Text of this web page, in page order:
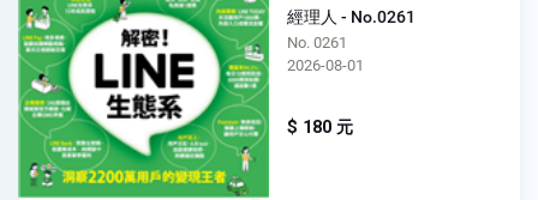
經理人 - No.0261
No. 0261
2026-08-01
$ 180 元